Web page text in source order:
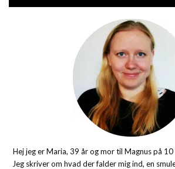
Hej jeg er Maria, 39 år og mor til Magnus på
Jeg skriver om hvad der falder mig ind, en